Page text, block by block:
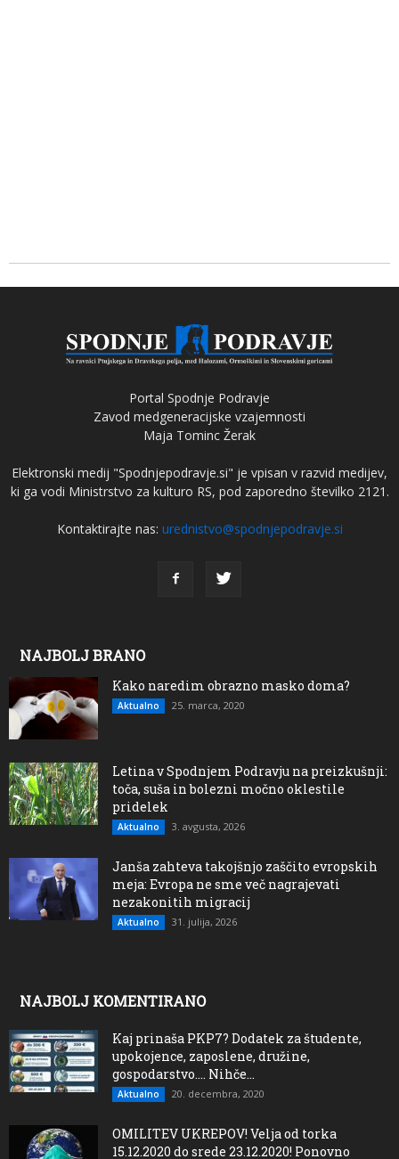
Portal Spodnje Podravje
Zavod medgeneracijske vzajemnosti
Maja Tominc Žerak
Elektronski medij "Spodnjepodravje.si" je vpisan v razvid medijev,
ki ga vodi Ministrstvo za kulturo RS, pod zaporedno številko 2121.
Kontaktirajte nas: urednistvo@spodnjepodravje.si
NAJBOLJ BRANO
Kako naredim obrazno masko doma?
Aktualno 25. marca, 2020
Letina v Spodnjem Podravju na preizkušnji:
toča, suša in bolezni močno oklestile
pridelek
Aktualno 3. avgusta, 2026
Janša zahteva takojšnjo zaščito evropskih
meja: Evropa ne sme več nagrajevati
nezakonitih migracij
Aktualno 31. julija, 2026
NAJBOLJ KOMENTIRANO
Kaj prinaša PKP7? Dodatek za študente,
upokojence, zaposlene, družine,
gospodarstvo…. Nihče...
Aktualno 20. decembra, 2020
OMILITEV UKREPOV! Velja od torka
15.12.2020 do srede 23.12.2020! Ponovno